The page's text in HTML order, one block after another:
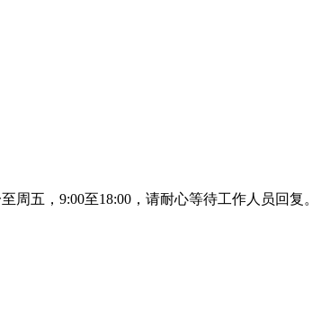
五，9:00至18:00，请耐心等待工作人员回复。